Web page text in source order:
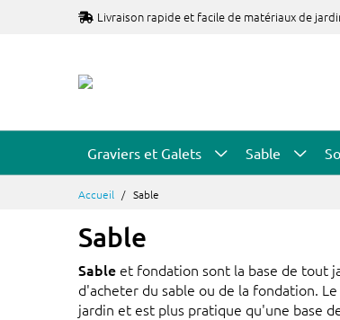
Livraison rapide et facile de matériaux de
Graviers et Galets Sable
Accueil Sable
Sable
Sable et fondation sont la base de tout
d'acheter du sable ou de la fondation.
jardin et est plus pratique qu'une base